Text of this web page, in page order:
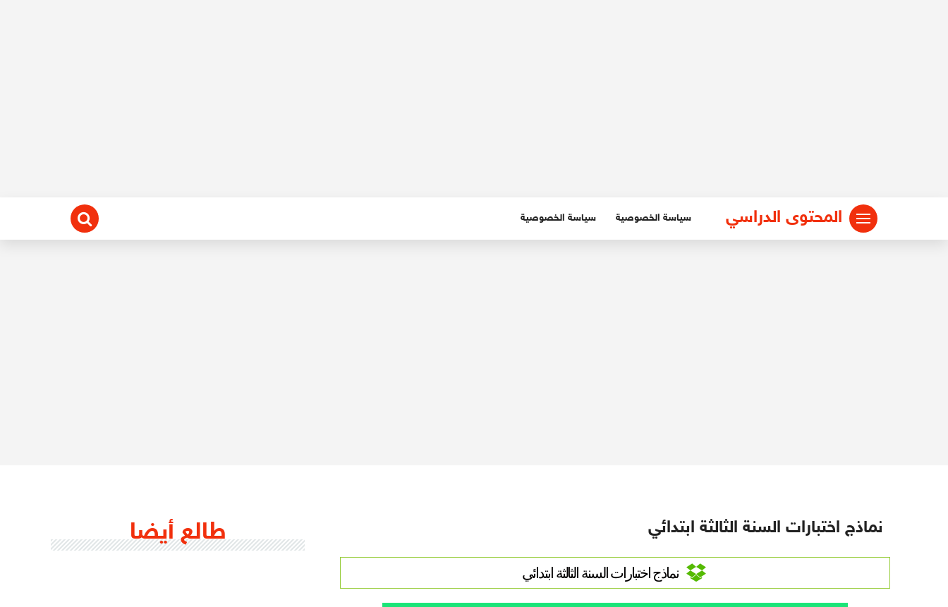
المحتوى الدراسي سياسة الخصوصية سياسة الخصوصية
نماذج اختبارات السنة الثالثة ابتدائي
نماذج اختبارات السنة الثالثة ابتدائي
طالع أيضا